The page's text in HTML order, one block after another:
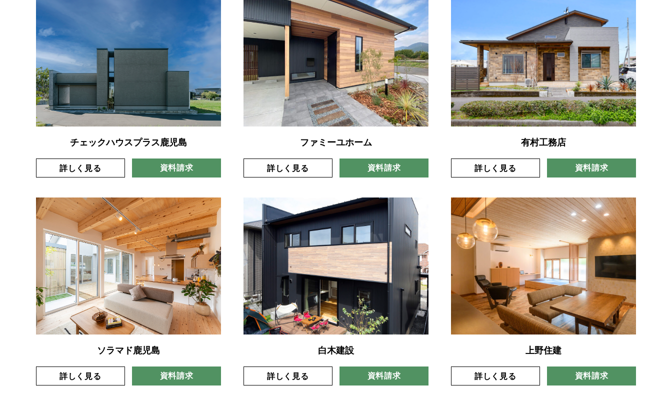
チェックハウスプラス鹿児島
詳しく見る 資料請求
ファミーユホーム
詳しく見る 資料請求
有村工務店
詳しく見る 資料請求
ソラマド鹿児島
詳しく見る 資料請求
白木建設
詳しく見る 資料請求
上野住建
詳しく見る 資料請求